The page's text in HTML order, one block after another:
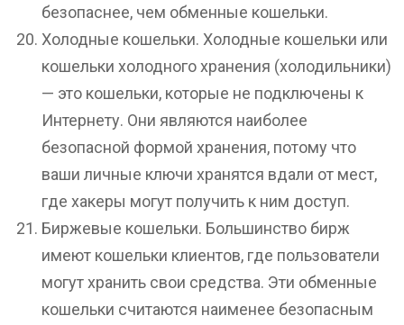
безопаснее, чем обменные кошельки.
Холодные кошельки. Холодные кошельки или
кошельки холодного хранения (холодильники)
— это кошельки, которые не подключены к
Интернету. Они являются наиболее
безопасной формой хранения, потому что
ваши личные ключи хранятся вдали от мест,
где хакеры могут получить к ним доступ.
Биржевые кошельки. Большинство бирж
имеют кошельки клиентов, где пользователи
могут хранить свои средства. Эти обменные
кошельки считаются наименее безопасным